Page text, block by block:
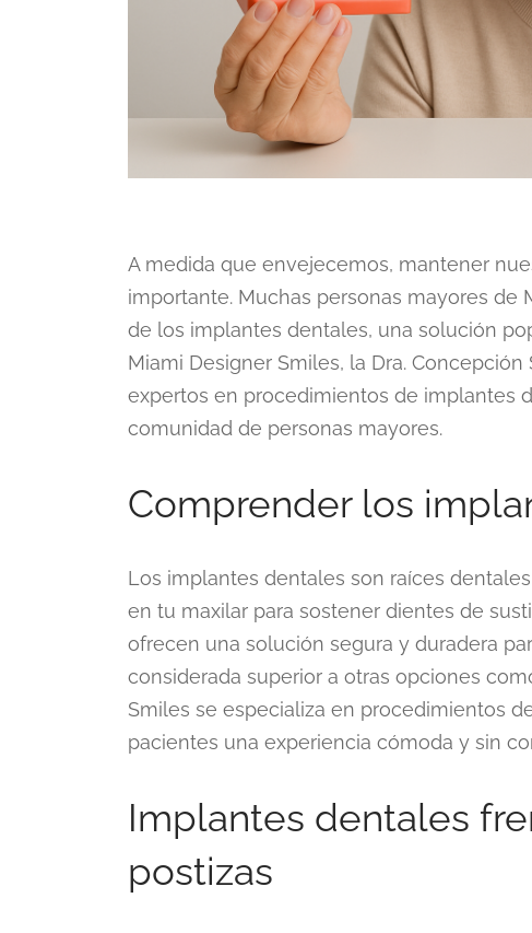
A medida que envejecemos, mantener
importante. Muchas personas mayores de
de los implantes dentales, una solución
Miami Designer Smiles, la Dra. Concepción
expertos en procedimientos de implantes
comunidad de personas mayores.
Comprender los
Los implantes dentales son raíces
en tu maxilar para sostener dientes de
ofrecen una solución segura y duradera
considerada superior a otras opciones
Smiles se especializa en procedimientos
pacientes una experiencia cómoda y sin
Implantes dentales
postizas